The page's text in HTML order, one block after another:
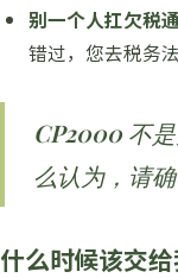
别一个人扛欠税
错过，您去税务
CP2000 不
么认为，请
什么时候该交